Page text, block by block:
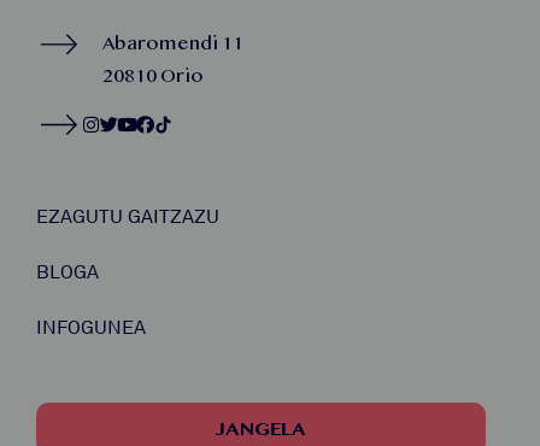
Abaromendi 11
20810 Orio
EZAGUTU GAITZAZU
BLOGA
INFOGUNEA
JANGELA